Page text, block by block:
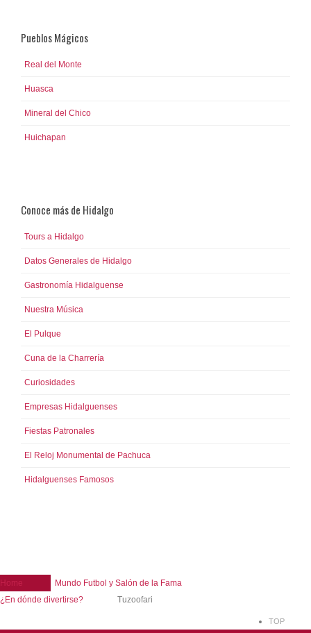
Pueblos Mágicos
Real del Monte
Huasca
Mineral del Chico
Huichapan
Conoce más de Hidalgo
Tours a Hidalgo
Datos Generales de Hidalgo
Gastronomía Hidalguense
Nuestra Música
El Pulque
Cuna de la Charrería
Curiosidades
Empresas Hidalguenses
Fiestas Patronales
El Reloj Monumental de Pachuca
Hidalguenses Famosos
Home
Mundo Futbol y Salón de la Fama
¿En dónde divertirse?
Tuzoofari
TOP